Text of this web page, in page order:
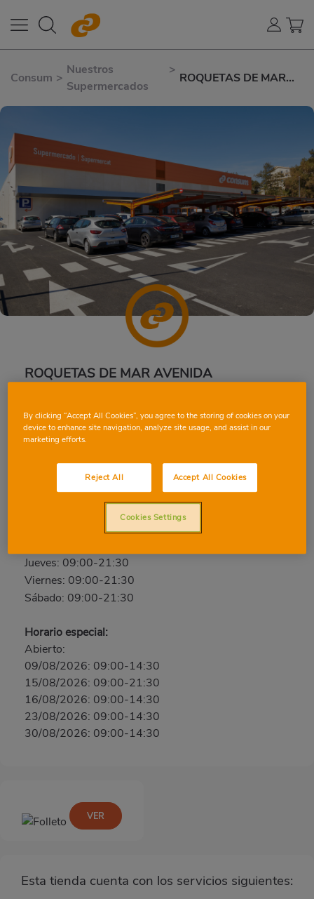
Consum >
Nuestros
Supermercados
>
ROQUETAS DE MAR
ROQUETAS DE MAR AVENIDA
ALMERIA
Teléfono: 950 321 425
Cerrado
Domingo: Cerrado
Lunes: 09:00-21:30
Martes: 09:00-21:30
Jueves: 09:00-21:30
Viernes: 09:00-21:30
Sábado: 09:00-21:30
Horario especial:
Abierto:
09/08/2026: 09:00-14:30
15/08/2026: 09:00-21:30
16/08/2026: 09:00-14:30
23/08/2026: 09:00-14:30
30/08/2026: 09:00-14:30
Esta tienda cuenta con los servicios siguientes:
VER
By clicking “Accept All Cookies”, you agree to the storing of cookies on your
device to enhance site navigation, analyze site usage, and assist in our
marketing efforts.
Reject All Accept All Cookies
Cookies Settings